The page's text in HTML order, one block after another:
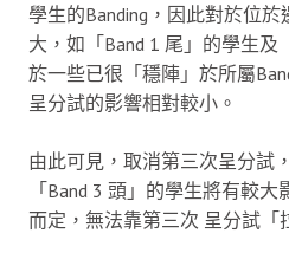
學生的Banding，因此對於位
大，如「Band 1 尾」的學生及
於一些已很「穩陣」於所屬
呈分試的影響相對較小。
由此可見，取消第三次呈分試
「Band 3 頭」的學生將有較
而定，無法靠第三次 呈分試「